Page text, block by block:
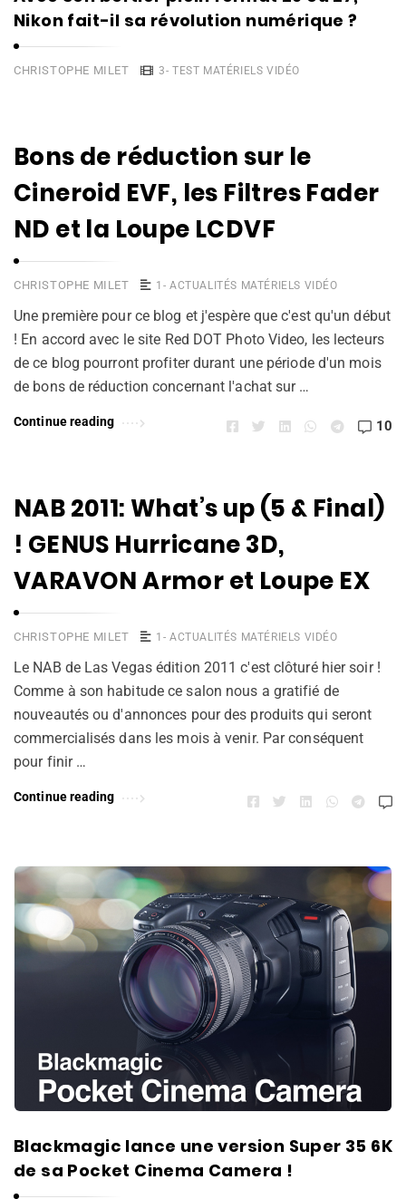
Nikon fait-il sa révolution numérique ?
CHRISTOPHE MILET 3- TEST MATÉRIELS VIDÉO
Bons de réduction sur le
Cineroid EVF, les Filtres Fader
ND et la Loupe LCDVF
CHRISTOPHE MILET 1- ACTUALITÉS MATÉRIELS VIDÉO
Une première pour ce blog et j'espère que c'est qu'un début
! En accord avec le site Red DOT Photo Video, les lecteurs
de ce blog pourront profiter durant une période d'un mois
de bons de réduction concernant l'achat sur …
Continue reading 10
NAB 2011: What’s up (5 & Final)
! GENUS Hurricane 3D,
VARAVON Armor et Loupe EX
CHRISTOPHE MILET 1- ACTUALITÉS MATÉRIELS VIDÉO
Le NAB de Las Vegas édition 2011 c'est clôturé hier soir !
Comme à son habitude ce salon nous a gratifié de
nouveautés ou d'annonces pour des produits qui seront
commercialisés dans les mois à venir. Par conséquent
pour finir …
Continue reading
Blackmagic lance une version Super 35 6K
de sa Pocket Cinema Camera !